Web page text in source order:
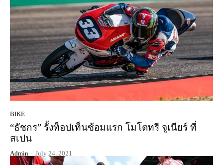
BIKE
“ธัชกร” รั้งท็อปเท็นซ้อมแรก โมโตทรี จูเนียร์ ที่
สเปน
Admin - July 24, 2021